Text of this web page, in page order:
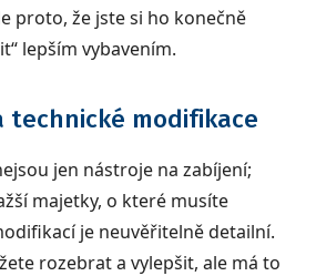
proto, že jste si ho konečně
lepším vybavením.
technické modifikace
jen nástroje na zabíjení;
majetky, o které musíte
je neuvěřitelně detailní.
rozebrat a vylepšit, ale má to